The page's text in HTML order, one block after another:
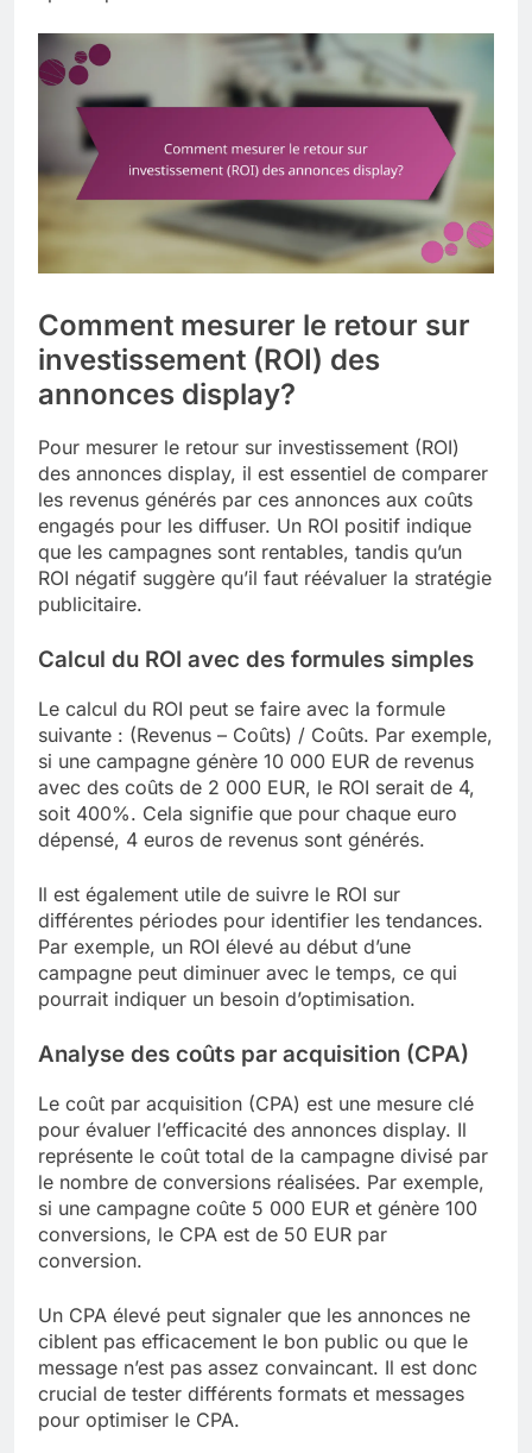
Comment mesurer le retour sur
investissement (ROI) des
annonces display?
Pour mesurer le retour sur investissement (ROI)
des annonces display, il est essentiel de comparer
les revenus générés par ces annonces aux coûts
engagés pour les diffuser. Un ROI positif indique
que les campagnes sont rentables, tandis qu’un
ROI négatif suggère qu’il faut réévaluer la stratégie
publicitaire.
Calcul du ROI avec des formules simples
Le calcul du ROI peut se faire avec la formule
suivante : (Revenus – Coûts) / Coûts. Par exemple,
si une campagne génère 10 000 EUR de revenus
avec des coûts de 2 000 EUR, le ROI serait de 4,
soit 400%. Cela signifie que pour chaque euro
dépensé, 4 euros de revenus sont générés.
Il est également utile de suivre le ROI sur
différentes périodes pour identifier les tendances.
Par exemple, un ROI élevé au début d’une
campagne peut diminuer avec le temps, ce qui
pourrait indiquer un besoin d’optimisation.
Analyse des coûts par acquisition (CPA)
Le coût par acquisition (CPA) est une mesure clé
pour évaluer l’efficacité des annonces display. Il
représente le coût total de la campagne divisé par
le nombre de conversions réalisées. Par exemple,
si une campagne coûte 5 000 EUR et génère 100
conversions, le CPA est de 50 EUR par
conversion.
Un CPA élevé peut signaler que les annonces ne
ciblent pas efficacement le bon public ou que le
message n’est pas assez convaincant. Il est donc
crucial de tester différents formats et messages
pour optimiser le CPA.